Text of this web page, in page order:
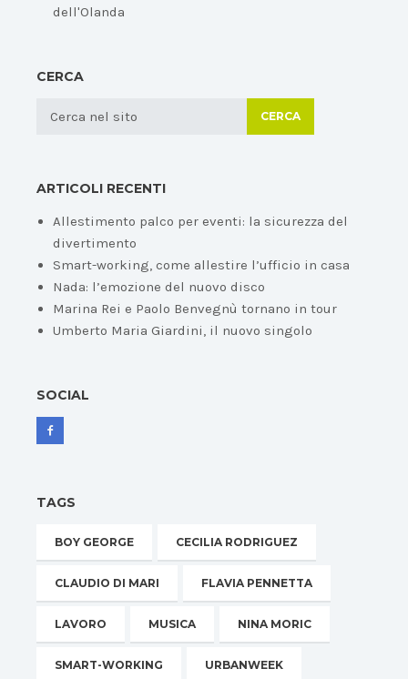
dell'Olanda
CERCA
CERCA
ARTICOLI RECENTI
Allestimento palco per eventi: la sicurezza del
divertimento
Smart-working, come allestire l’ufficio in casa
Nada: l’emozione del nuovo disco
Marina Rei e Paolo Benvegnù tornano in tour
Umberto Maria Giardini, il nuovo singolo
SOCIAL
TAGS
BOY GEORGE CECILIA RODRIGUEZ
CLAUDIO DI MARI FLAVIA PENNETTA
LAVORO MUSICA NINA MORIC
SMART-WORKING URBANWEEK